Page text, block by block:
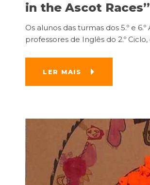
in the Ascot
Os alunos das turmas dos 5.º e
professores de Inglês do 2.º
LER MAIS